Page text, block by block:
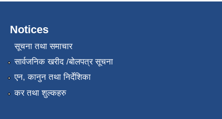
Notices
सूचना तथा समाचार
सार्वजनिक खरीद /बोलपत्र सूचना
एन, कानुन तथा निर्देशिका
कर तथा शुल्कहरु